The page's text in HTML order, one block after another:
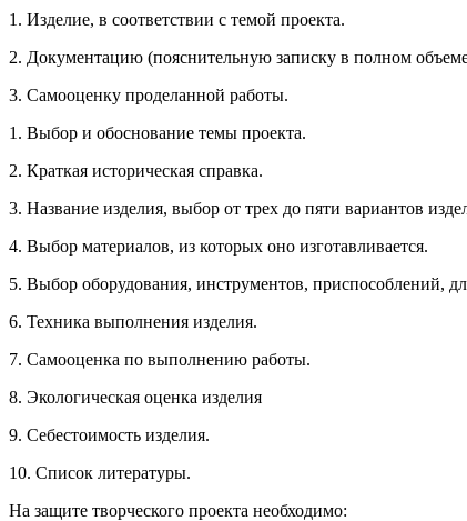
1. Изделие, в соответствии с темой проекта.
2. Документацию (пояснительную записку в полном
3. Самооценку проделанной работы.
1. Выбор и обоснование темы проекта.
2. Краткая историческая справка.
3. Название изделия, выбор от трех до пяти вариантов
4. Выбор материалов, из которых оно изготавливается.
5. Выбор оборудования, инструментов, приспособлений,
6. Техника выполнения изделия.
7. Самооценка по выполнению работы.
8. Экологическая оценка изделия
9. Себестоимость изделия.
10. Список литературы.
На защите творческого проекта необходимо: